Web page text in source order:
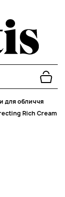
для обличчя
Rich Cream